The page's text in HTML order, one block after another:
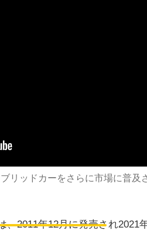
リッドカーをさらに市場に普及
、2011年12月に発売され